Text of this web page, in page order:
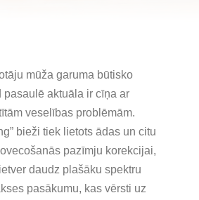
mūža garuma būtisko
pasaulē aktuāla ir cīņa ar
veselības problēmām.
bieži tiek lietots ādas un citu
pazīmju korekcijai,
daudz plašāku spektru
pasākumu, kas vērsti uz